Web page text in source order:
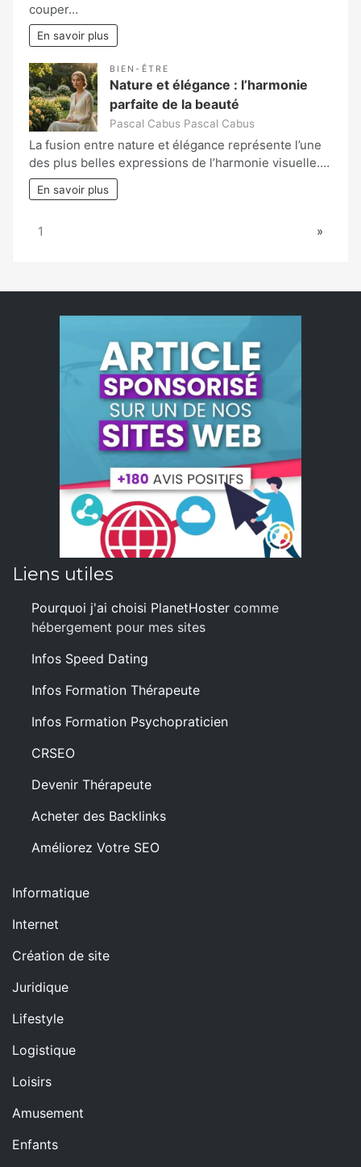
couper…
En savoir plus
BIEN-ÊTRE
Nature et élégance : l’harmonie
parfaite de la beauté
Pascal Cabus Pascal Cabus
La fusion entre nature et élégance représente l’une
des plus belles expressions de l’harmonie visuelle.…
En savoir plus
Page:
1 Next
»
Liens utiles
Pourquoi j'ai choisi PlanetHoster comme
hébergement pour mes sites
Infos Speed Dating
Infos Formation Thérapeute
Infos Formation Psychopraticien
CRSEO
Devenir Thérapeute
Acheter des Backlinks
Améliorez Votre SEO
Informatique
Internet
Création de site
Juridique
Lifestyle
Logistique
Loisirs
Amusement
Enfants